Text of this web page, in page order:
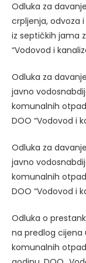
Odluka za
crpljenja, odvoza
iz septičkih jama
“Vodovod i
Odluka za
javno
komunalnih
DOO “Vodovod i
Odluka za
javno
komunalnih
DOO “Vodovod i
Odluka o
na predlog cijena
komunalnih